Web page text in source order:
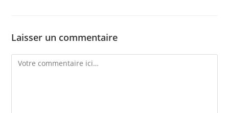
Laisser un commentaire